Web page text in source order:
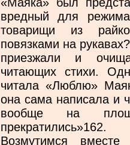
вредный для
товарищи из
повязками на
приезжали и
читающих стихи.
читала «Люблю»
она сама написала и
вообще на
прекратились»162.
Возмутимся